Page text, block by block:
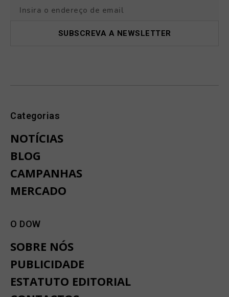
Categorias
NOTÍCIAS
BLOG
CAMPANHAS
MERCADO
O DOW
SOBRE NÓS
PUBLICIDADE
ESTATUTO EDITORIAL